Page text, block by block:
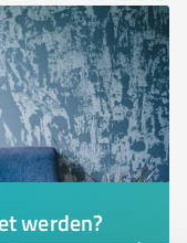
werden?